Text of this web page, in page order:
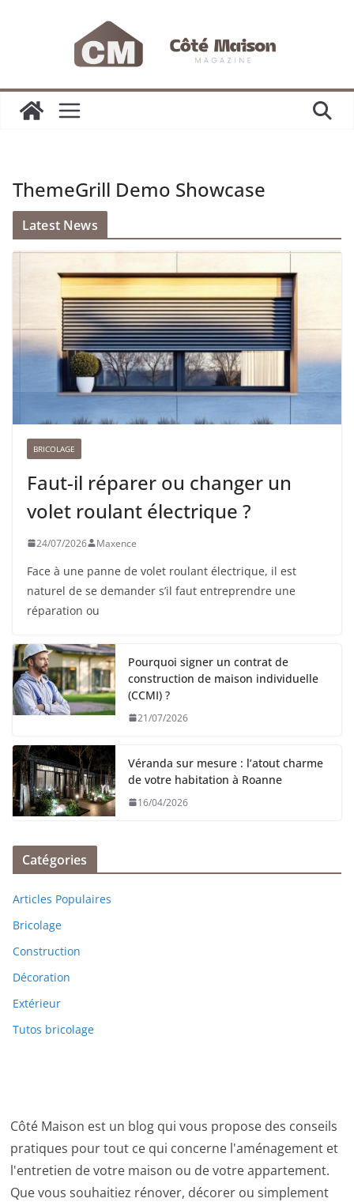
ThemeGrill Demo Showcase
Latest News
BRICOLAGE
Faut-il réparer ou changer un
volet roulant électrique ?
24/07/2026 Maxence
Face à une panne de volet roulant électrique, il est
naturel de se demander s’il faut entreprendre une
réparation ou
Pourquoi signer un contrat de
construction de maison individuelle
(CCMI) ?
21/07/2026
Véranda sur mesure : l’atout charme
de votre habitation à Roanne
16/04/2026
Catégories
Articles Populaires
Bricolage
Construction
Décoration
Extérieur
Tutos bricolage
Côté Maison est un blog qui vous propose des conseils
pratiques pour tout ce qui concerne l'aménagement et
l'entretien de votre maison ou de votre appartement.
Que vous souhaitiez rénover, décorer ou simplement